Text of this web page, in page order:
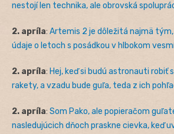
nestojí len technika, ale obrovská
2. apríla: Artemis 2 je dôležitá najmä tým,
údaje o letoch s posádkou v hlbokom
2. apríla: Hej, keď si budú astronauti robiť
rakety, a vzadu bude guľa, teda z ich
2. apríla: Som Pako, ale popieračom
nasledujúcich dňoch praskne cievka, keď